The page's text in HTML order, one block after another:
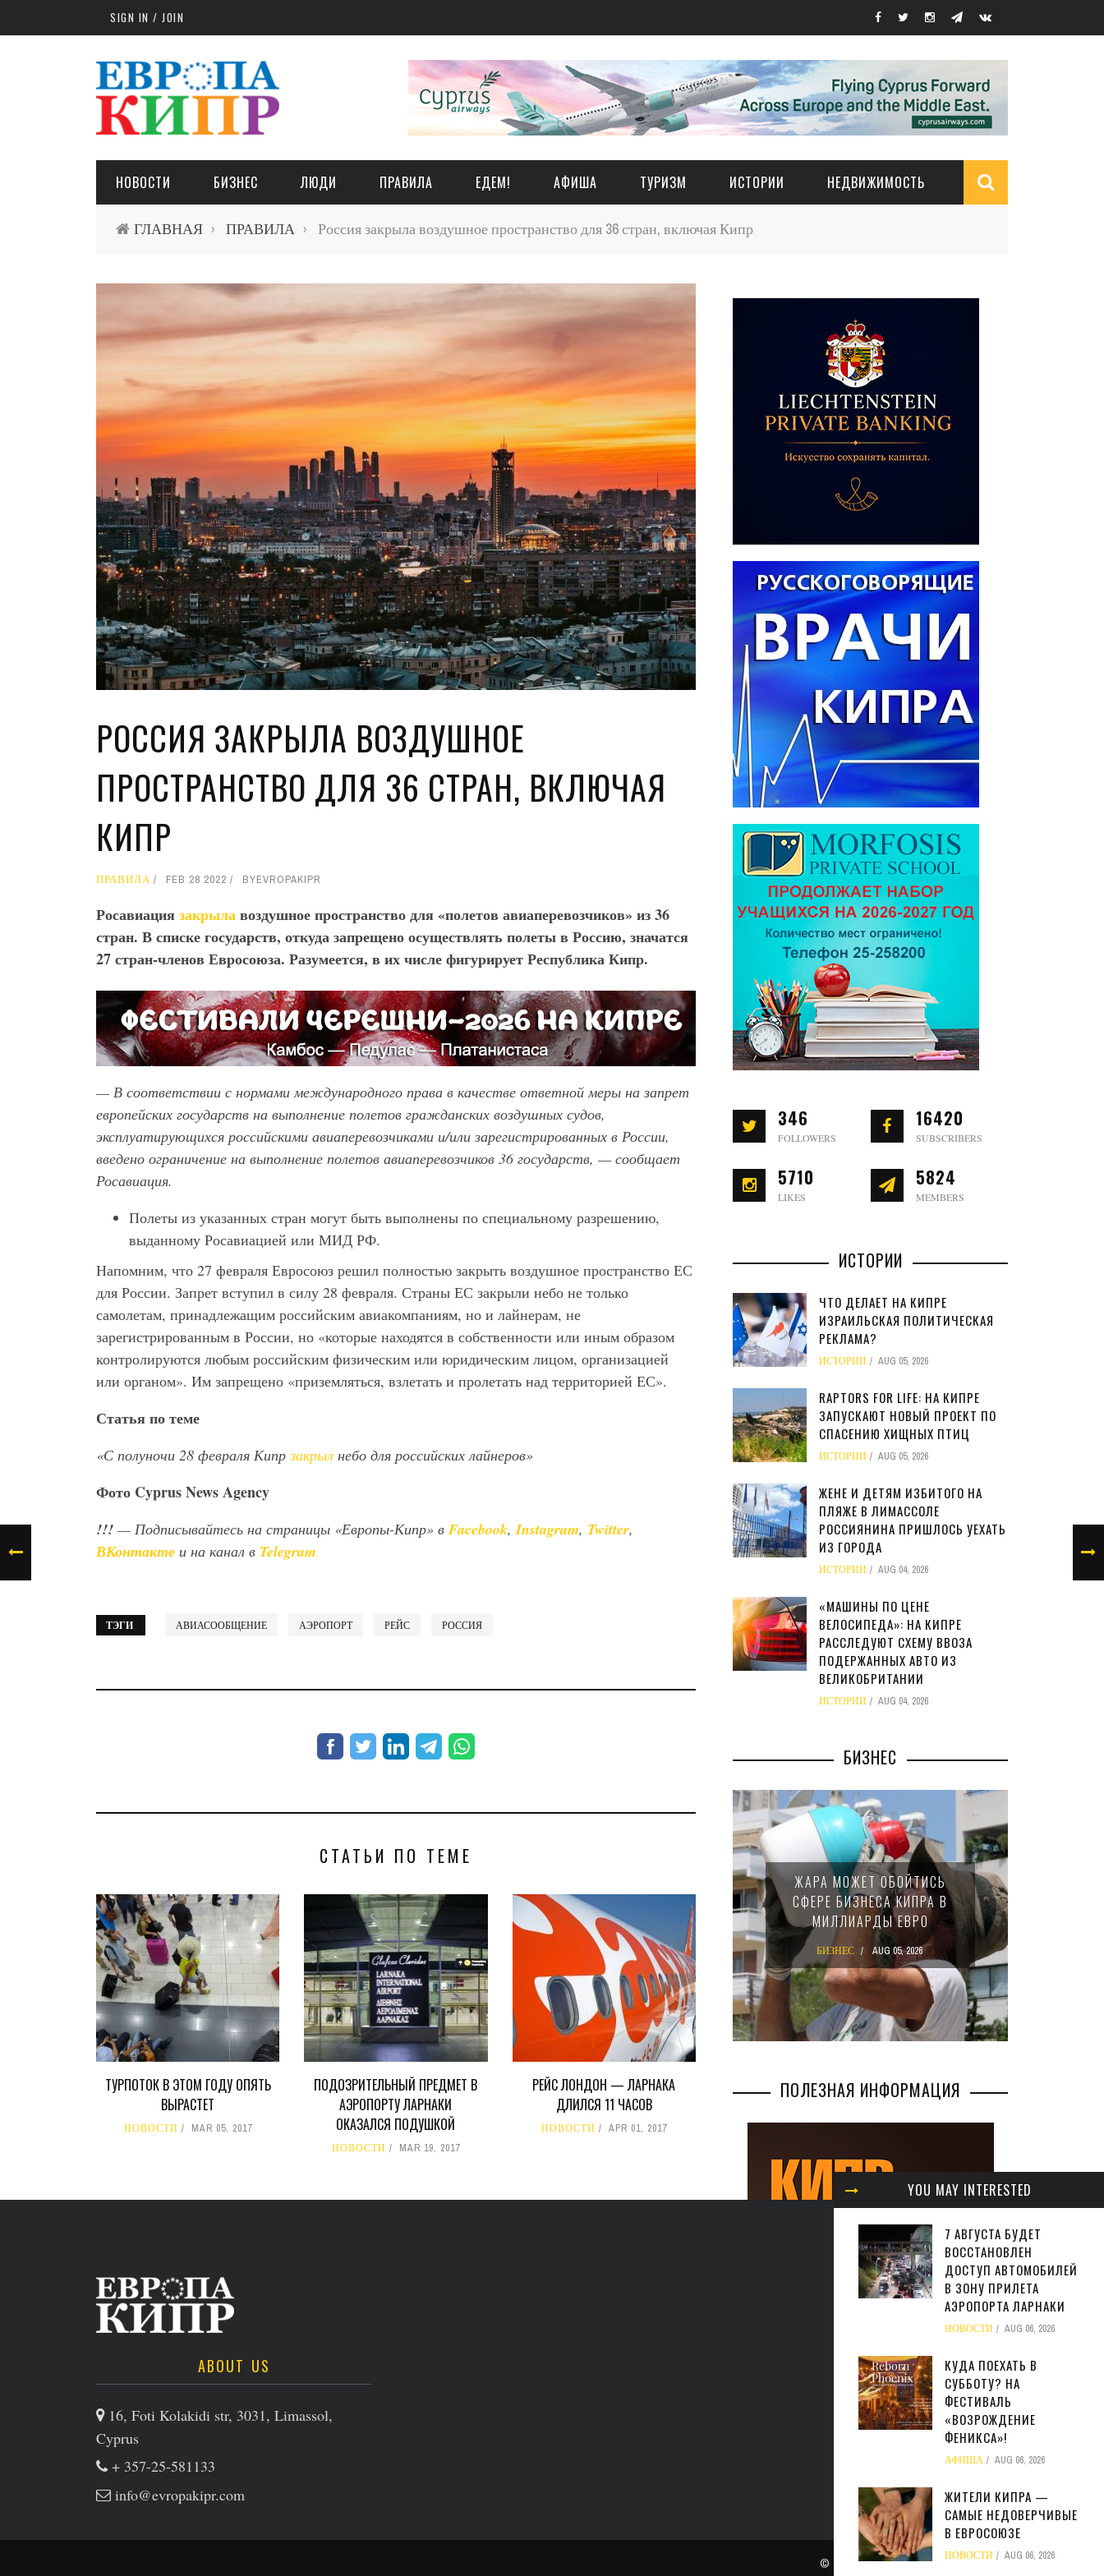
Skip to main contentSIGN IN / JOIN
НОВОСТИ БИЗНЕС ЛЮДИ ПРАВИЛА ЕДЕМ! АФИША ТУРИЗМ ИСТОРИИ НЕДВИЖИМОСТЬ
ГЛАВНАЯ › ПРАВИЛА › Россия закрыла воздушное пространство для 36 стран, включая Кипр
РОССИЯ ЗАКРЫЛА ВОЗДУШНОЕ
ПРОСТРАНСТВО ДЛЯ 36 СТРАН, ВКЛЮЧАЯ
КИПР
ПРАВИЛА FEB 28 2022 BYEVROPAKIPR
Росавиациязакрылавоздушное пространство для «полетов авиаперевозчиков» из 36
стран. В списке государств, откуда запрещено осуществлять полеты в Россию, значатся
27 стран-членов Евросоюза. Разумеется, в их числе фигурирует Республика Кипр.
— В соответствии с нормами международного права в качестве ответной меры на запрет
европейских государств на выполнение полетов гражданских воздушных судов,
эксплуатирующихся российскими авиаперевозчиками и/или зарегистрированных в России,
введено ограничение на выполнение полетов авиаперевозчиков 36 государств, — сообщает
Росавиация.
Полеты из указанных стран могут быть выполнены по специальному разрешению,
выданному Росавиацией или МИД РФ.
Напомним, что 27 февраля Евросоюз решил полностью закрыть воздушное пространство ЕС
для России. Запрет вступил в силу 28 февраля. Страны ЕС закрыли небо не только
самолетам, принадлежащим российским авиакомпаниям, но и лайнерам, не
зарегистрированным в России, но «которые находятся в собственности или иным образом
контролируются любым российским физическим или юридическим лицом, организацией
или органом». Им запрещено «приземляться, взлетать и пролетать над территорией ЕС».
Статья по теме
«С полуночи 28 февраля Кипрзакрыл небо для российских лайнеров»
Фото CyprusNewsAgency
!!! — Подписывайтесь на страницы «Европы-Кипр» вFacebook,Instagram, Twitter,
ВКонтакте и на канал в Telegram
ТЭГИ АВИАСООБЩЕНИЕ АЭРОПОРТ РЕЙС РОССИЯ
СТАТЬИ ПО ТЕМЕ
ТУРПОТОК В ЭТОМ ГОДУ ОПЯТЬ
ВЫРАСТЕТ
НОВОСТИ MAR 05, 2017
ПОДОЗРИТЕЛЬНЫЙ ПРЕДМЕТ В
АЭРОПОРТУ ЛАРНАКИ
ОКАЗАЛСЯ ПОДУШКОЙ
НОВОСТИ MAR 19, 2017
РЕЙС ЛОНДОН — ЛАРНАКА
ДЛИЛСЯ 11 ЧАСОВ
НОВОСТИ APR 01, 2017
YOU MAY INTERESTED
7 АВГУСТА БУДЕТ
ВОССТАНОВЛЕН
ДОСТУП АВТОМОБИЛЕЙ
В ЗОНУ ПРИЛЕТА
АЭРОПОРТА ЛАРНАКИ
НОВОСТИ AUG 06, 2026
КУДА ПОЕХАТЬ В
СУББОТУ? НА
ФЕСТИВАЛЬ
«ВОЗРОЖДЕНИЕ
ФЕНИКСА»!
АФИША AUG 06, 2026
ЖИТЕЛИ КИПРА —
САМЫЕ НЕДОВЕРЧИВЫЕ
В ЕВРОСОЮЗЕ
НОВОСТИ AUG 06, 2026
346
FOLLOWERS
16420
SUBSCRIBERS
5710
LIKES
5824
MEMBERS
ИСТОРИИ
ЧТО ДЕЛАЕТ НА КИПРЕ
ИЗРАИЛЬСКАЯ ПОЛИТИЧЕСКАЯ
РЕКЛАМА?
ИСТОРИИ AUG 05, 2026
RAPTORS FOR LIFE: НА КИПРЕ
ЗАПУСКАЮТ НОВЫЙ ПРОЕКТ ПО
СПАСЕНИЮ ХИЩНЫХ ПТИЦ
ИСТОРИИ AUG 05, 2026
ЖЕНЕ И ДЕТЯМ ИЗБИТОГО НА
ПЛЯЖЕ В ЛИМАССОЛЕ
РОССИЯНИНА ПРИШЛОСЬ УЕХАТЬ
ИЗ ГОРОДА
ИСТОРИИ AUG 04, 2026
«МАШИНЫ ПО ЦЕНЕ
ВЕЛОСИПЕДА»: НА КИПРЕ
РАССЛЕДУЮТ СХЕМУ ВВОЗА
ПОДЕРЖАННЫХ АВТО ИЗ
ВЕЛИКОБРИТАНИИ
ИСТОРИИ AUG 04, 2026
БИЗНЕС
ДОБЫЧУ ГАЗА НА
МЕСТОРОЖДЕНИИ KRONOS
НА КИПРСКОМ ШЕЛЬФЕ
JUL 28, 2026
ЖАРА МОЖЕТ ОБОЙТИСЬ
СФЕРЕ БИЗНЕСА КИПРА В
МИЛЛИАРДЫ ЕВРО
БИЗНЕС AUG 05, 2026
ПОЛЕЗНАЯ ИНФОРМАЦИЯ
ABOUT US
16, Foti Kolakidi str, 3031, Limassol,
Cyprus
+ 357-25-581133
info@evropakipr.com
© Copyrightadmin. All rights reserved.